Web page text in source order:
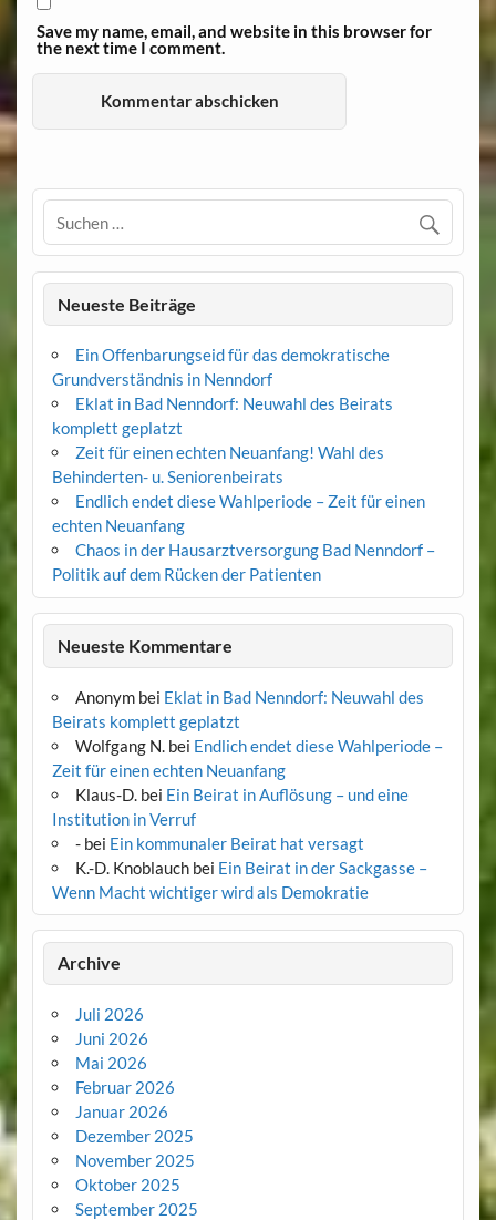
Save my name, email, and website in this browser for
the next time I comment.
Neueste Beiträge
Ein Offenbarungseid für das demokratische
Grundverständnis in Nenndorf
Eklat in Bad Nenndorf: Neuwahl des Beirats
komplett geplatzt
Zeit für einen echten Neuanfang! Wahl des
Behinderten- u. Seniorenbeirats
Endlich endet diese Wahlperiode – Zeit für einen
echten Neuanfang
Chaos in der Hausarztversorgung Bad Nenndorf –
Politik auf dem Rücken der Patienten
Neueste Kommentare
Anonymbei Eklat in Bad Nenndorf: Neuwahl des
Beirats komplett geplatzt
Wolfgang N.bei Endlich endet diese Wahlperiode –
Zeit für einen echten Neuanfang
Klaus-D.bei Ein Beirat in Auflösung – und eine
Institution in Verruf
-bei Ein kommunaler Beirat hat versagt
K.-D. Knoblauchbei Ein Beirat in der Sackgasse –
Wenn Macht wichtiger wird als Demokratie
Archive
Juli 2026
Juni 2026
Mai 2026
Februar 2026
Januar 2026
Dezember 2025
November 2025
Oktober 2025
September 2025